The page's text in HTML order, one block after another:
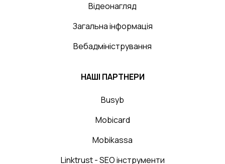
Відеонагляд
Загальна інформація
Вебадміністрування
НАШІ ПАРТНЕРИ
Busyb
Mobicard
Mobikassa
Linktrust - SEO інструменти